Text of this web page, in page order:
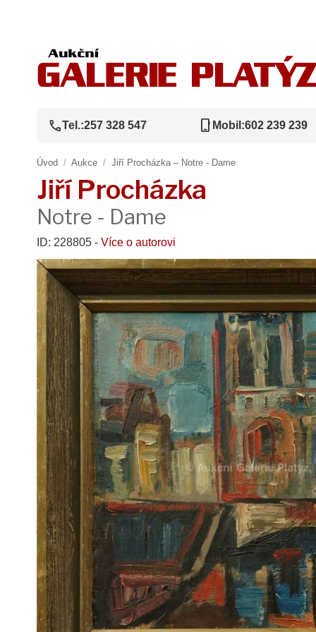
callTel.:257 328 547 phone_iphone Mobil:602 239 239
Úvod / Aukce / Jiří Procházka – Notre - Dame
Jiří Procházka
Notre - Dame
ID: 228805 - Více o autorovi